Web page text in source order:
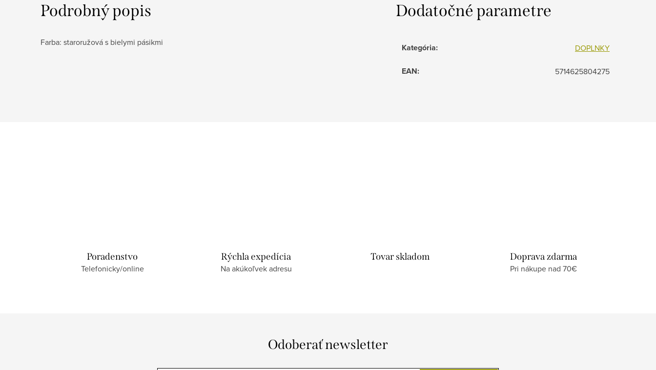
Podrobný popis
Farba: staroružová s bielymi pásikmi
Dodatočné parametre
Kategória: DOPLNKY
EAN: 5714625804275
Poradenstvo
Telefonicky/online
Rýchla expedícia
Na akúkoľvek adresu
Tovar skladom Doprava zdarma
Pri nákupe nad 70€
Odoberať newsletter